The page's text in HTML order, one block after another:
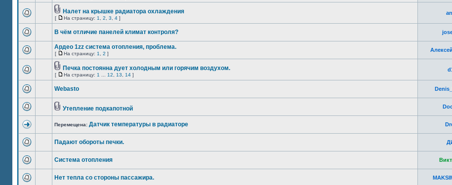
Налет на крышке радиатора охлаждения
[ На страницу: 1 2 3 4 ]
В чём отличие панелей климат контроля?
Ардео 1zz система отопления, проблема.
[ На страницу: 1 2 ]
Печка постоянна дует холодным или горячим воздухом.
[ На страницу: 1 12 13 14 ]
Webasto
Утепление подкапотной
Перемещена: Датчик температуры в радиаторе
Падают обороты печки.
Система отопления
Нет тепла со стороны пассажира.